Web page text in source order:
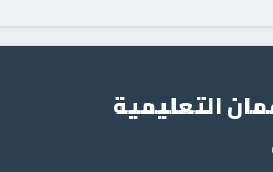
التعليمية